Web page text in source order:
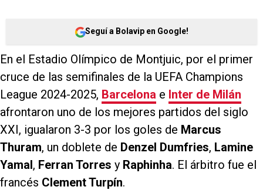
Seguí a Bolavip en Google!
En el Estadio Olímpico de Montjuic, por el primer
cruce de las semifinales de la UEFA Champions
League 2024-2025, Barcelona e Inter de Milán
afrontaron uno de los mejores partidos del siglo
XXI, igualaron 3-3 por los goles de Marcus
Thuram, un doblete de Denzel Dumfries, Lamine
Yamal, Ferran Torres y Raphinha. El árbitro fue el
francés Clement Turpín.